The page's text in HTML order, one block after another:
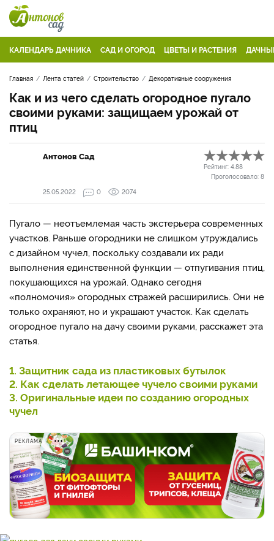
КАЛЕНДАРЬ ДАЧНИКА САД И ОГОРОД ЦВЕТЫ И РАСТЕНИЯ
Главная Лента статей Строительство Декоративные сооружения
Как и из чего сделать огородное пугало
своими руками: защищаем урожай от
птиц
Антонов Сад
Рейтинг: 4.88
Проголосовало: 8
25.05.2022
0 2074
Пугало — неотъемлемая часть экстерьера современных
участков. Раньше огородники не слишком утруждались
с дизайном чучел, поскольку создавали их ради
выполнения единственной функции — отпугивания птиц,
покушающихся на урожай. Однако сегодня
«полномочия» огородных стражей расширились. Они не
только охраняют, но и украшают участок. Как сделать
огородное пугало на дачу своими руками, расскажет эта
статья.
1. Защитник сада из пластиковых бутылок
2. Как сделать летающее чучело своими руками
3. Оригинальные идеи по созданию огородных
чучел
РЕКЛАМА